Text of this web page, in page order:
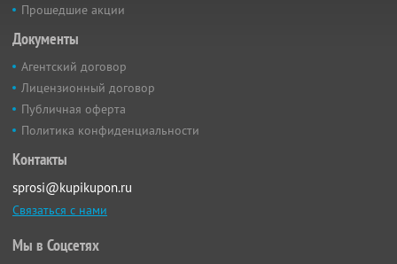
Прошедшие акции
Документы
Агентский договор
Лицензионный договор
Публичная оферта
Политика конфиденциальности
Контакты
sprosi@kupikupon.ru
Связаться с нами
Мы в Соцсетях